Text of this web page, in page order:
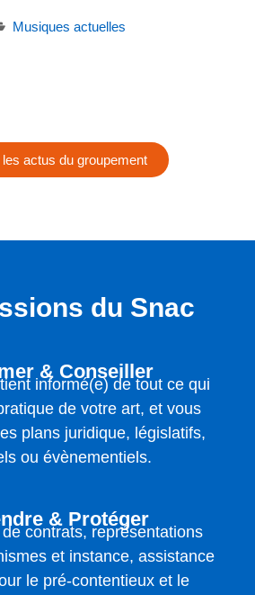
Musiques actuelles
les actus du groupement
du Snac
& Conseiller
informé(e) de tout ce qui
de votre art, et vous
plans juridique, législatifs,
ou évènementiels.
& Protéger
contrats, représentations
et instance, assistance
le pré-contentieux et le